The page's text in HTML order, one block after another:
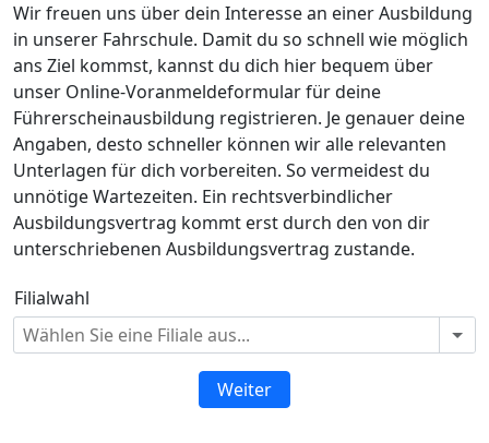
Wir freuen uns über dein Interesse an einer Ausbildung
in unserer Fahrschule. Damit du so schnell wie möglich
ans Ziel kommst, kannst du dich hier bequem über
unser Online-Voranmeldeformular für deine
Führerscheinausbildung registrieren. Je genauer deine
Angaben, desto schneller können wir alle relevanten
Unterlagen für dich vorbereiten. So vermeidest du
unnötige Wartezeiten. Ein rechtsverbindlicher
Ausbildungsvertrag kommt erst durch den von dir
unterschriebenen Ausbildungsvertrag zustande.
Filialwahl
Weiter